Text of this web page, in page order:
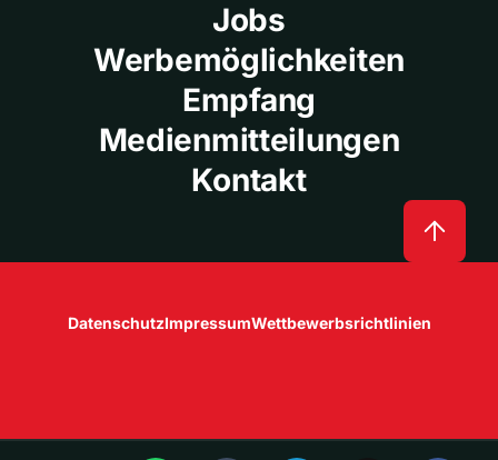
Jobs
Werbemöglichkeiten
Empfang
Medienmitteilungen
Kontakt
DatenschutzImpressumWettbewerbsrichtlinien